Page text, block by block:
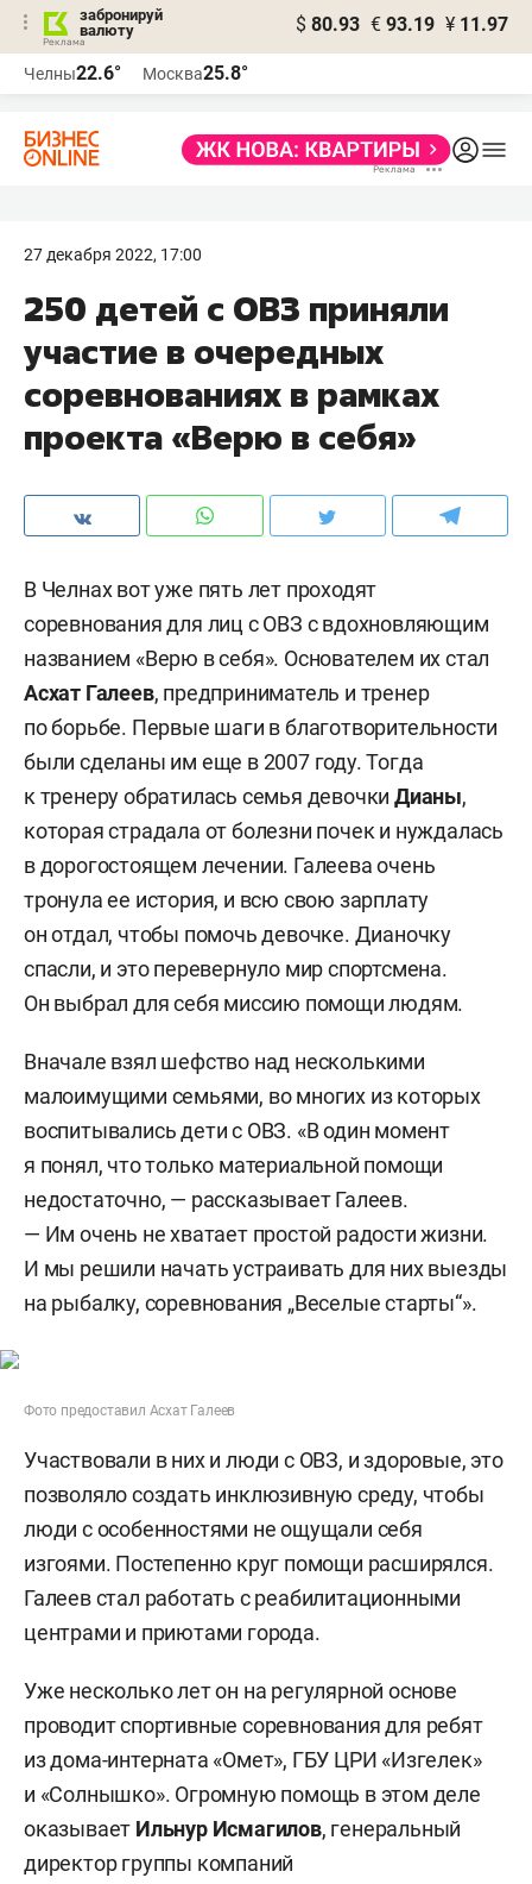
забронируй
валюту
$ 80.93 € 93.19 ¥ 11.97
Челны22.6° Москва25.8°
27 декабря 2022, 17:00
250 детей с ОВЗ приняли
участие в очередных
соревнованиях в рамках
проекта «Верю в себя»
В Челнах вот уже пять лет проходят
соревнования для лиц с ОВЗ с вдохновляющим
названием «Верю в себя». Основателем их стал
Асхат Галеев, предприниматель и тренер
по борьбе. Первые шаги в благотворительности
были сделаны им еще в 2007 году. Тогда
к тренеру обратилась семья девочки Дианы,
которая страдала от болезни почек и нуждалась
в дорогостоящем лечении. Галеева очень
тронула ее история, и всю свою зарплату
он отдал, чтобы помочь девочке. Дианочку
спасли, и это перевернуло мир спортсмена.
Он выбрал для себя миссию помощи людям.
Вначале взял шефство над несколькими
малоимущими семьями, во многих из которых
воспитывались дети с ОВЗ. «В один момент
я понял, что только материальной помощи
недостаточно, — рассказывает Галеев.
— Им очень не хватает простой радости жизни.
И мы решили начать устраивать для них выезды
на рыбалку, соревнования „Веселые старты“».
Фото предоставил Асхат Галеев
Участвовали в них и люди с ОВЗ, и здоровые, это
позволяло создать инклюзивную среду, чтобы
люди с особенностями не ощущали себя
изгоями. Постепенно круг помощи расширялся.
Галеев стал работать с реабилитационными
центрами и приютами города.
Уже несколько лет он на регулярной основе
проводит спортивные соревнования для ребят
из дома-интерната «Омет», ГБУ ЦРИ «Изгелек»
и «Солнышко». Огромную помощь в этом деле
оказывает Ильнур Исмагилов, генеральный
директор группы компаний